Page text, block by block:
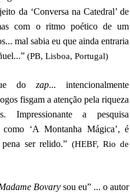
da ‘Conversa na Catedral’ de
com o ritmo poético de um
mal sabia eu que ainda entraria
(PB, Lisboa, Portugal)
dozap... intencionalmente
fisgam a atenção pela riqueza
Impressionante a pesquisa
como ‘A Montanha Mágica’, é
ser relido.” (HEBF, Rio de
Bovary sou eu” ... o autor